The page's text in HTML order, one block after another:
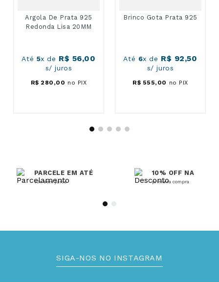
Argola De Prata 925
Redonda Lisa 20MM
Até 5x de R$ 56,00
s/ juros
R$ 280 ,00 no PIX
Brinco Gota Prata 925
Até 6x de R$ 92,50
s/ juros
R$ 555, 00 no PIX
PARCELE EM ATÉ
10x sem juros
10% OFF NA
primeira compra
SIGA-NOS NO INSTAGRAM